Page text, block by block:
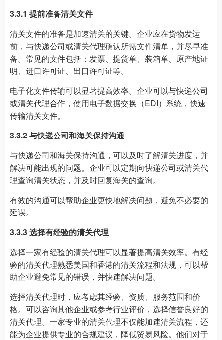
3.3.1 提前准备清关文件
清关文件的准备是加速清关的关键。企业应在货物发运
前，与快递公司或清关代理确认所需文件清单，并尽早准
备。常见的文件包括：发票、提货单、装箱单、原产地证
明、进口许可证、出口许可证等。
电子化文件传输可以显著提高效率。企业可以与快递公司
或清关代理合作，使用电子数据交换（EDI）系统，快速
传输清关文件。
3.3.2 与快递公司和海关保持沟通
与快递公司和海关保持沟通，可以及时了解清关进度，并
解决可能出现的问题。企业可以定期向快递公司或清关代
理查询清关状态，并及时回复海关的查询。
有效的沟通可以帮助企业更快地解决问题，避免不必要的
延误。
3.3.3 选择有经验的清关代理
选择一家有经验的清关代理可以显著提高清关效率。有经
验的清关代理熟悉美国和香港的清关流程和法规，可以帮
助企业避免常见的错误，并快速解决问题。
选择清关代理时，应考虑其经验、资质、服务范围和价
格。可以咨询其他企业或参考行业评价，选择信誉良好的
清关代理。一家专业的清关代理不仅能加速清关流程，还
能为企业提供专业的合规建议，降低贸易风险。他们对于